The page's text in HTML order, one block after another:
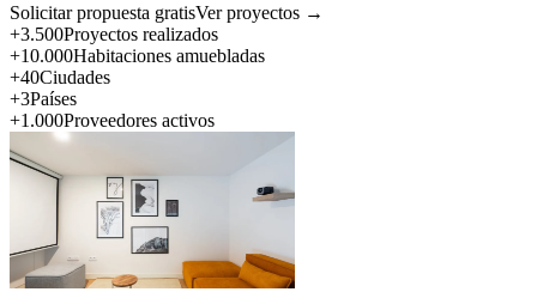
Solicitar propuesta gratisVer proyectos →
+3.500Proyectos realizados
+10.000Habitaciones amuebladas
+40Ciudades
+3Países
+1.000Proveedores activos